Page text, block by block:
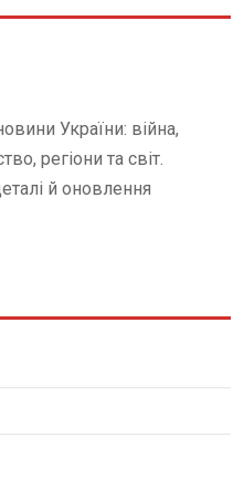
України: війна,
регіони та світ.
й оновлення